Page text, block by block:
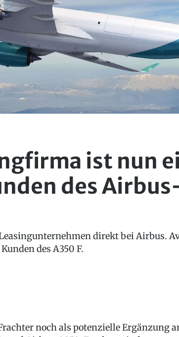
ist nun
des
direkt bei Airbus.
des A350 F.
noch als potenzielle Ergänzung